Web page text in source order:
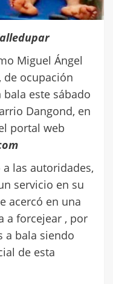
Miguel Ángel
de ocupación
este sábado
Dangond, en
portal web
a las autoridades,
servicio en su
acercó en una
a forcejear , por
a bala siendo
de esta